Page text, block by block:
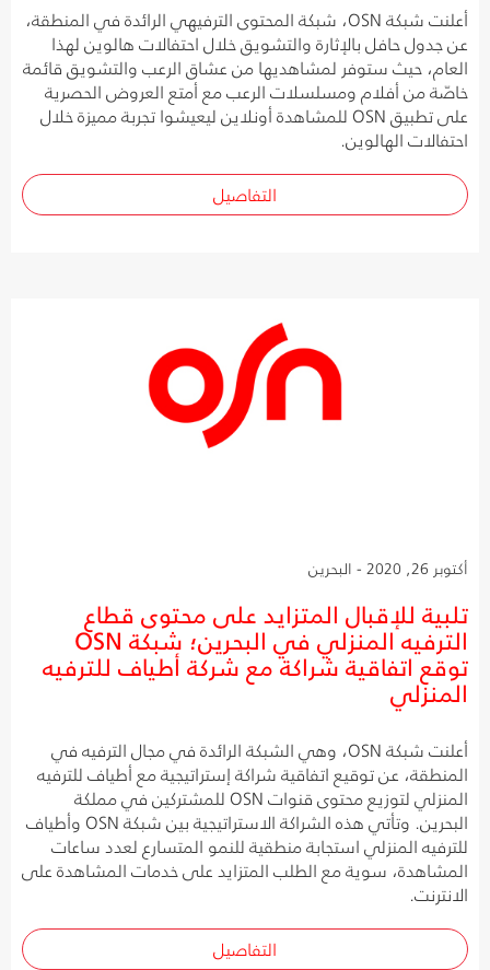
أعلنت شبكة OSN، شبكة المحتوى الترفيهي الرائدة في المنطقة،
عن جدول حافل بالإثارة والتشويق خلال احتفالات هالوين لهذا
العام، حيث ستوفر لمشاهديها من عشاق الرعب والتشويق قائمة
خاصّة من أفلام ومسلسلات الرعب مع أمتع العروض الحصرية
على تطبيق OSN للمشاهدة أونلاين ليعيشوا تجربة مميزة خلال
احتفالات الهالوين.
التفاصيل
أكتوبر 26, 2020 - البحرين
تلبية للإقبال المتزايد على محتوى قطاع
الترفيه المنزلي في البحرين؛ شبكة OSN
توقع اتفاقية شراكة مع شركة أطياف للترفيه
المنزلي
أعلنت شبكة OSN، وهي الشبكة الرائدة في مجال الترفيه في
المنطقة، عن توقيع اتفاقية شراكة إستراتيجية مع أطياف للترفيه
المنزلي لتوزيع محتوى قنوات OSN للمشتركين في مملكة
البحرين. وتأتي هذه الشراكة الاستراتيجية بين شبكة OSN وأطياف
للترفيه المنزلي استجابة منطقية للنمو المتسارع لعدد ساعات
المشاهدة، سوية مع الطلب المتزايد على خدمات المشاهدة على
الانترنت.
التفاصيل